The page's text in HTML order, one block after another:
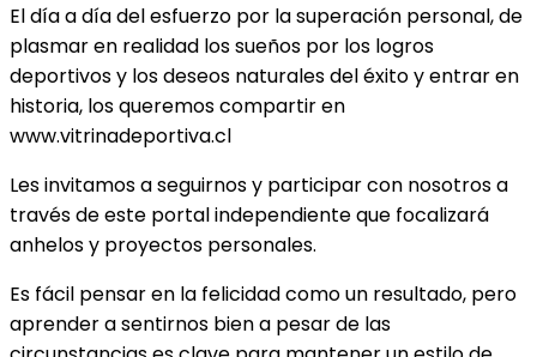
El día a día del esfuerzo por la superación personal, de
plasmar en realidad los sueños por los logros
deportivos y los deseos naturales del éxito y entrar en
historia, los queremos compartir en
www.vitrinadeportiva.cl
Les invitamos a seguirnos y participar con nosotros a
través de este portal independiente que focalizará
anhelos y proyectos personales.
Es fácil pensar en la felicidad como un resultado, pero
aprender a sentirnos bien a pesar de las